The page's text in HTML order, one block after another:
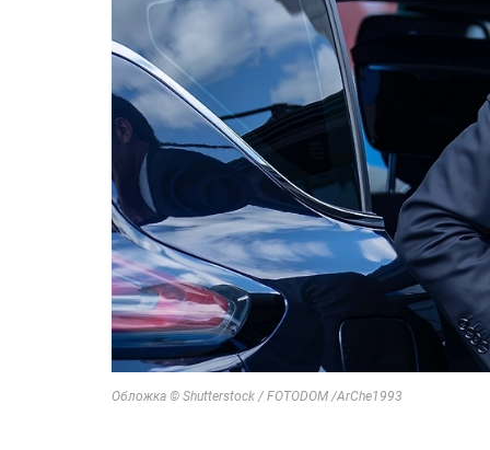
Обложка © Shutterstock / FOTODOM /ArChe1993